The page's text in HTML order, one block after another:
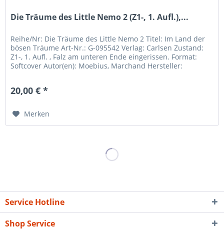
Die Träume des Little Nemo 2 (Z1-, 1. Aufl.),...
Reihe/Nr: Die Träume des Little Nemo 2 Titel: Im Land der
bösen Träume Art-Nr.: G-095542 Verlag: Carlsen Zustand:
Z1-, 1. Aufl. , Falz am unteren Ende eingerissen. Format:
Softcover Autor(en): Moebius, Marchand Hersteller:
20,00 € *
Merken
Service Hotline
Shop Service